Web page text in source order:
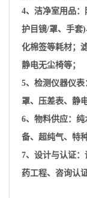
4、洁净室用品
护目镜/罩、手套
化棉签等耗材；
静电无尘椅等；
5、检测仪器仪
罩、压差表、静
6、物料供应：
备、超纯气、特
7、设计与认证
药工程、咨询认